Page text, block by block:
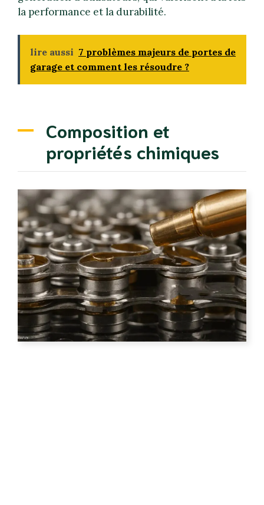
la performance et la durabilité.
lire aussi 7 problèmes majeurs de portes de
garage et comment les résoudre ?
Composition et
propriétés chimiques